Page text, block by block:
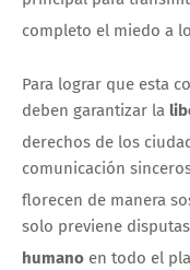
completo el miedo a
Para lograr que esta
deben garantizar la
derechos de los
comunicación
florecen de manera
solo previene
humano en todo el